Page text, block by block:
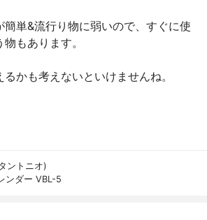
単&流行り物に弱いので、すぐに使
もあります。
かも考えないといけませんね。
ントニオ)
ンダー VBL-5